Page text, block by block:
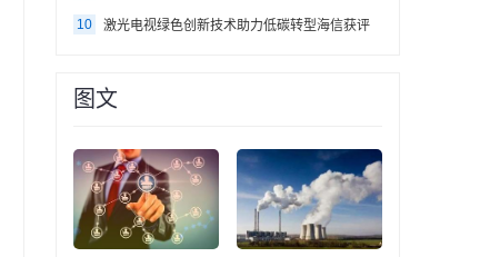
10 激光电视绿色创新技术助力低碳转型海信获评
图文